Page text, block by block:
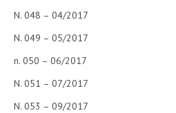
N. 048 – 04/2017
N. 049 – 05/2017
n. 050 – 06/2017
N. 051 – 07/2017
N. 053 – 09/2017